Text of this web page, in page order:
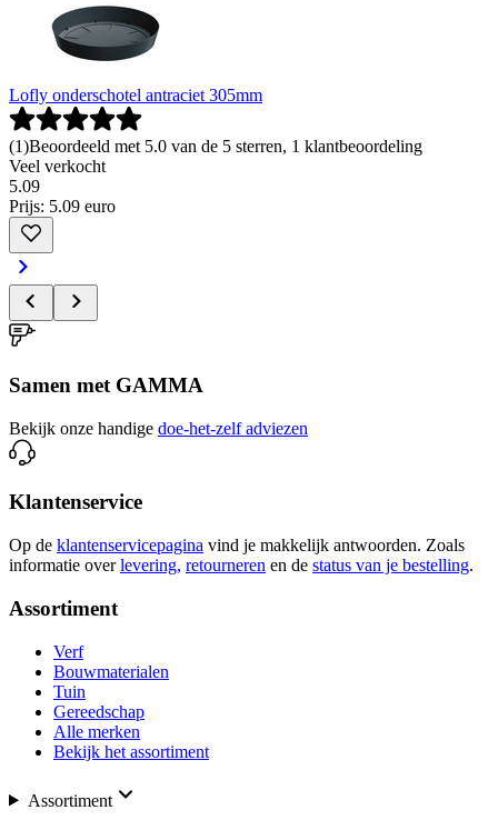
Lofly onderschotel antraciet 305mm
(1)Beoordeeld met 5.0 van de 5 sterren, 1 klantbeoordeling
Veel verkocht
5.09
Prijs: 5.09 euro
Samen met GAMMA
Bekijk onze handige doe-het-zelf adviezen
Klantenservice
Op de klantenservicepagina vind je makkelijk antwoorden. Zoals
informatie over levering, retourneren en de status van je bestelling.
Assortiment
Verf
Bouwmaterialen
Tuin
Gereedschap
Alle merken
Bekijk het assortiment
Assortiment